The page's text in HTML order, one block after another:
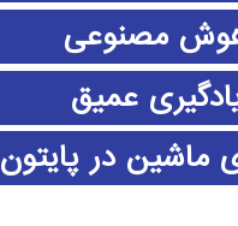
مصنوعی
عمیق
ماشین در پایتون